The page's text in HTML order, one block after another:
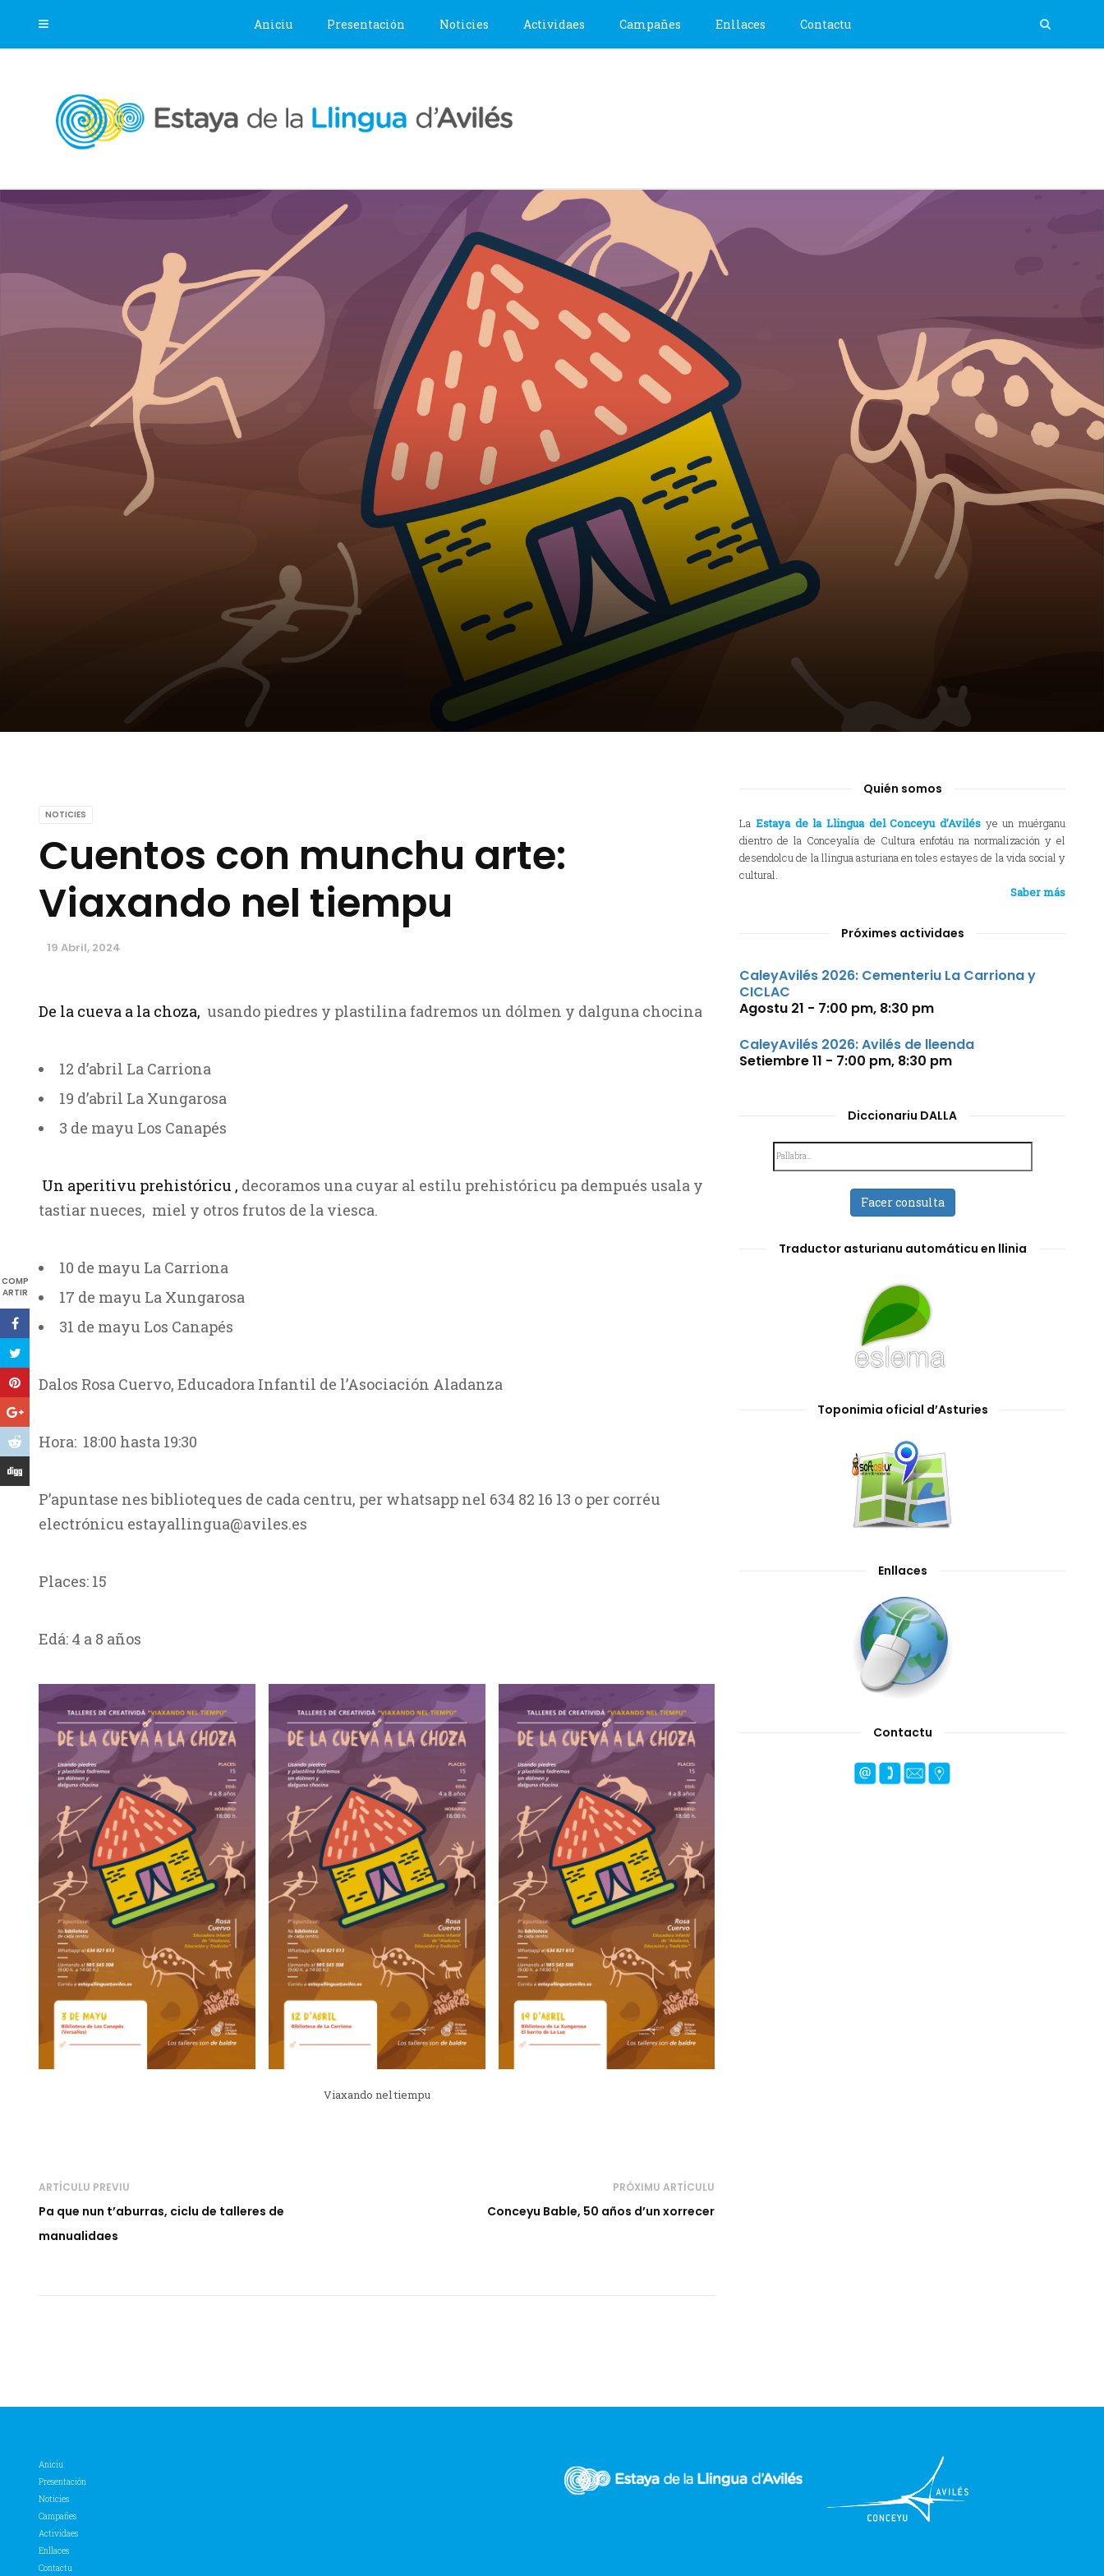
Aniciu Presentación Noticies Actividaes Campañes Enllaces Contactu
NOTICIES
Cuentos con munchu arte:
Viaxando nel tiempu
19 Abril, 2024
COMP
ARTIR
De la cueva a la choza, usando piedres y plastilina fadremos un dólmen y dalguna chocina
12 d’abril La Carriona
19 d’abril La Xungarosa
3 de mayu Los Canapés
Un aperitivu prehistóricu , decoramos una cuyar al estilu prehistóricu pa dempués usala y
tastiar nueces, miel y otros frutos de la viesca.
10 de mayu La Carriona
17 de mayu La Xungarosa
31 de mayu Los Canapés
Dalos Rosa Cuervo, Educadora Infantil de l’Asociación Aladanza
Hora: 18:00 hasta 19:30
P’apuntase nes biblioteques de cada centru, per whatsapp nel 634 82 16 13 o per corréu
electrónicu estayallingua@aviles.es
Places: 15
Edá: 4 a 8 años
Viaxando nel tiempu
ARTÍCULU PREVIU
Pa que nun t’aburras, ciclu de talleres de
manualidaes
PRÓXIMU ARTÍCULU
Conceyu Bable, 50 años d’un xorrecer
Quién somos
La Estaya de la Llingua del Conceyu d’Avilés ye un muérganu
dientro de la Conceyalía de Cultura enfotáu na normalización y el
desendolcu de la llingua asturiana en toles estayes de la vida social y
cultural.
Saber más
Próximes actividaes
CaleyAvilés 2026: Cementeriu La Carriona y
CICLAC
Agostu 21 - 7:00 pm, 8:30 pm
CaleyAvilés 2026: Avilés de lleenda
Setiembre 11 - 7:00 pm, 8:30 pm
Diccionariu DALLA
Facer consulta
Traductor asturianu automáticu en llinia
Toponimia oficial d’Asturies
Enllaces
Contactu
Aniciu
Presentación
Noticies
Campañes
Actividaes
Enllaces
Contactu